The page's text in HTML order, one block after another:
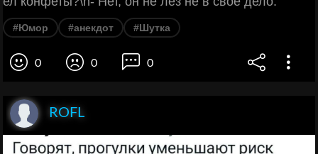
#Юмор #анекдот #Шутка
0 0 0
ROFL